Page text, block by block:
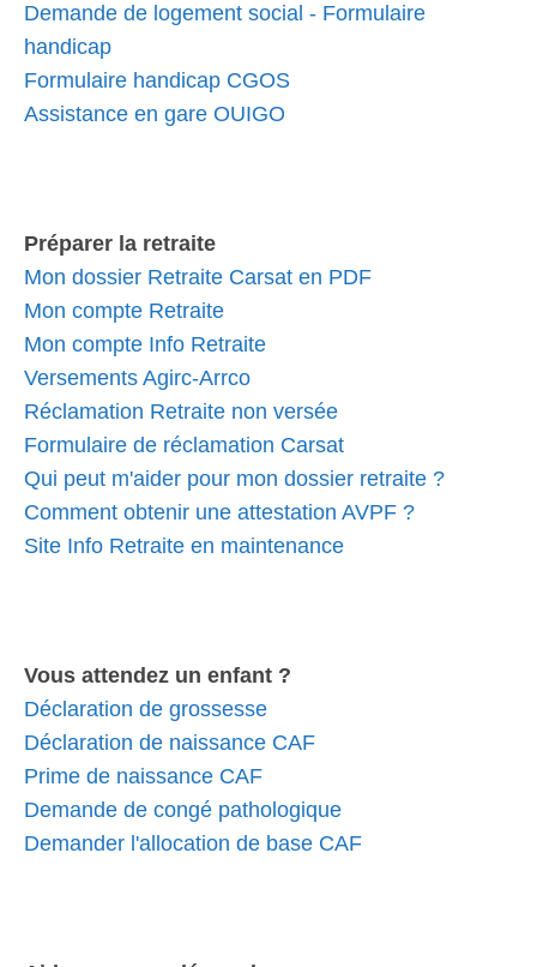
Demande de logement social - Formulaire
handicap
Formulaire handicap CGOS
Assistance en gare OUIGO
Préparer la retraite
Mon dossier Retraite Carsat en PDF
Mon compte Retraite
Mon compte Info Retraite
Versements Agirc-Arrco
Réclamation Retraite non versée
Formulaire de réclamation Carsat
Qui peut m'aider pour mon dossier retraite ?
Comment obtenir une attestation AVPF ?
Site Info Retraite en maintenance
Vous attendez un enfant ?
Déclaration de grossesse
Déclaration de naissance CAF
Prime de naissance CAF
Demande de congé pathologique
Demander l'allocation de base CAF